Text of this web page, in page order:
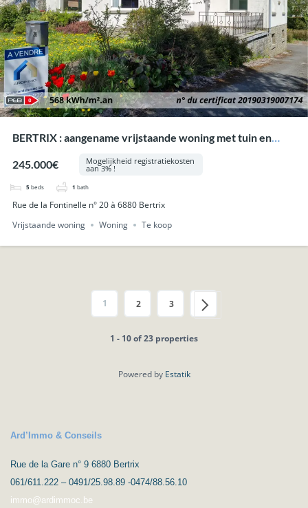
BERTRIX : aangename vrijstaande woning met tuin en
245.000€
Mogelijkheid registratiekosten
aan 3% !
5 beds 1 bath
Rue de la Fontinelle n° 20 à 6880 Bertrix
Vrijstaande woning
Woning Te koop
1 2 3
1 - 10 of 23 properties
Powered by Estatik
Ard’Immo & Conseils
Rue de la Gare n° 9 6880 Bertrix
061/611.222 – 0491/25.98.89 -0474/88.56.10
immo@ardimmoc.be